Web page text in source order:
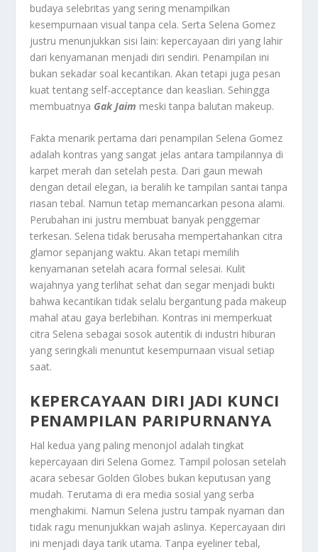
budaya selebritas yang sering menampilkan
kesempurnaan visual tanpa cela. Serta Selena Gomez
justru menunjukkan sisi lain: kepercayaan diri yang lahir
dari kenyamanan menjadi diri sendiri. Penampilan ini
bukan sekadar soal kecantikan. Akan tetapi juga pesan
kuat tentang self-acceptance dan keaslian. Sehingga
membuatnya Gak Jaim meski tanpa balutan makeup.
Fakta menarik pertama dari penampilan Selena Gomez
adalah kontras yang sangat jelas antara tampilannya di
karpet merah dan setelah pesta. Dari gaun mewah
dengan detail elegan, ia beralih ke tampilan santai tanpa
riasan tebal. Namun tetap memancarkan pesona alami.
Perubahan ini justru membuat banyak penggemar
terkesan. Selena tidak berusaha mempertahankan citra
glamor sepanjang waktu. Akan tetapi memilih
kenyamanan setelah acara formal selesai. Kulit
wajahnya yang terlihat sehat dan segar menjadi bukti
bahwa kecantikan tidak selalu bergantung pada makeup
mahal atau gaya berlebihan. Kontras ini memperkuat
citra Selena sebagai sosok autentik di industri hiburan
yang seringkali menuntut kesempurnaan visual setiap
saat.
KEPERCAYAAN DIRI JADI KUNCI
PENAMPILAN PARIPURNANYA
Hal kedua yang paling menonjol adalah tingkat
kepercayaan diri Selena Gomez. Tampil polosan setelah
acara sebesar Golden Globes bukan keputusan yang
mudah. Terutama di era media sosial yang serba
menghakimi. Namun Selena justru tampak nyaman dan
tidak ragu menunjukkan wajah aslinya. Kepercayaan diri
ini menjadi daya tarik utama. Tanpa eyeliner tebal,